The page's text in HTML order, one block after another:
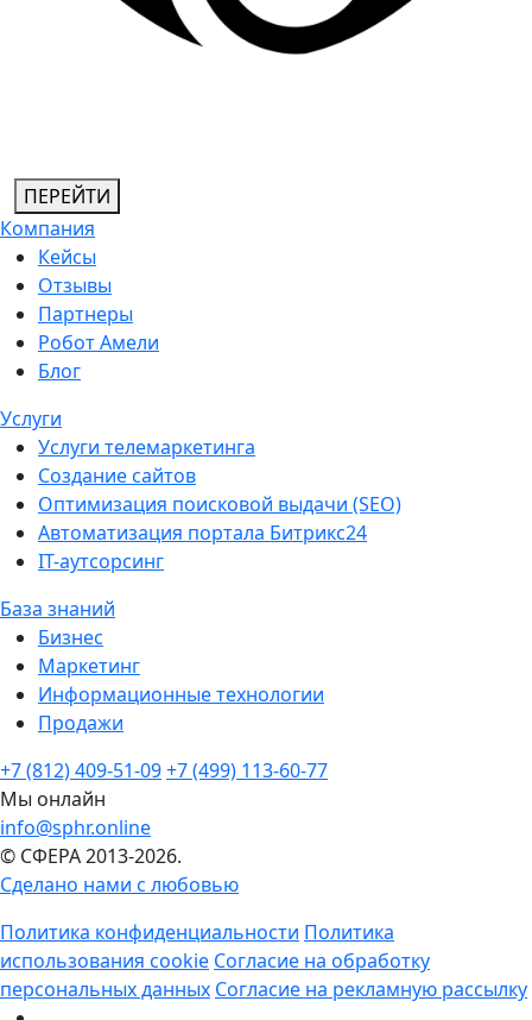
ПЕРЕЙТИ
Компания
Кейсы
Отзывы
Партнеры
Робот Амели
Блог
Услуги
Услуги телемаркетинга
Создание сайтов
Оптимизация поисковой выдачи (SEO)
Автоматизация портала Битрикс24
IT-аутсорсинг
База знаний
Бизнес
Маркетинг
Информационные технологии
Продажи
+7 (812) 409-51-09+7 (499) 113-60-77
Мы онлайн
info@sphr.online
© СФЕРА 2013-2026.
Сделано нами с любовью
Политика конфиденциальности Политика
использования cookie Согласие на обработку
персональных данных Согласие на рекламную рассылку